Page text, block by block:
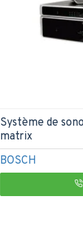
BOSCH
Système de
matrix